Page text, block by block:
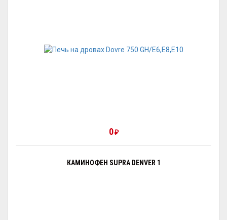
0 ₽
КАМИНОФЕН SUPRA DENVER 1